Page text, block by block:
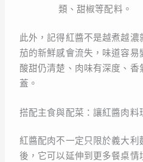
類、甜椒等配料。
此外，記得紅醬不是越煮越
茄的新鮮感會流失，味道容易
酸甜仍清楚、肉味有深度、
蓋。
搭配主食與配菜：讓紅醬肉料
紅醬配肉不一定只限於義大
後，它可以延伸到更多餐桌情